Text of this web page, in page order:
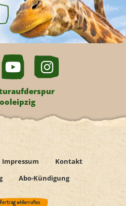
Impressum
Kontakt
Abo-Kündigung
Vertrag widerrufen